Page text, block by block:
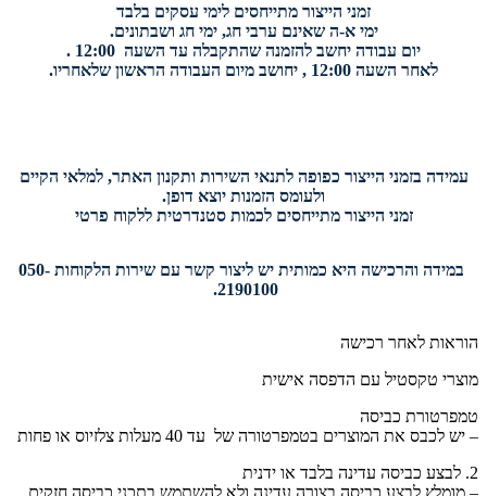
זמני הייצור מתייחסים לימי עסקים בלבד
ימי א-ה שאינם ערבי חג, ימי חג ושבתונים.
יום עבודה יחשב להזמנה שהתקבלה עד השעה 12:00 .
לאחר השעה 12:00 , יחושב מיום העבודה הראשון שלאחריו.
עמידה בזמני הייצור כפופה לתנאי השירות ותקנון האתר, למלאי הקיים
ולעומס הזמנות יוצא דופן.
זמני הייצור מתייחסים לכמות סטנדרטית ללקוח פרטי
במידה והרכישה היא כמותית יש ליצור קשר עם שירות הלקוחות 050-
2190100.
הוראות לאחר רכישה
מוצרי טקסטיל עם הדפסה אישית
טמפרטורת כביסה
– יש לכבס את המוצרים בטמפרטורה של עד 40 מעלות צלזיוס או פחות
2. לבצע כביסה עדינה בלבד או ידנית
– מומלץ לבצע כביסה בצורה עדינה ולא להשתמש בתכני כביסה חזקים